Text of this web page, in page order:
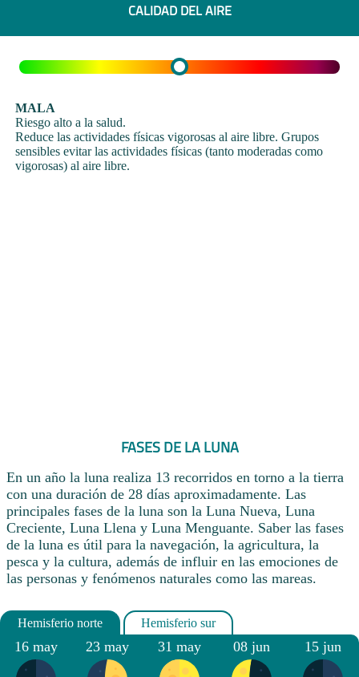
CALIDAD DEL AIRE
MALA
Riesgo alto a la salud.
Reduce las actividades físicas vigorosas al aire libre. Grupos
sensibles evitar las actividades físicas (tanto moderadas como
vigorosas) al aire libre.
FASES DE LA LUNA
En un año la luna realiza 13 recorridos en torno a la tierra
con una duración de 28 días aproximadamente. Las
principales fases de la luna son la Luna Nueva, Luna
Creciente, Luna Llena y Luna Menguante. Saber las fases
de la luna es útil para la navegación, la agricultura, la
pesca y la cultura, además de influir en las emociones de
las personas y fenómenos naturales como las mareas.
16 may 23 may 31 may 08 jun 15 jun